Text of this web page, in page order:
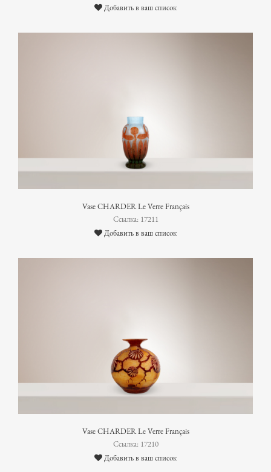
Добавить в ваш список
Vase CHARDER Le Verre Français
Ссылка: 17211
Добавить в ваш список
Vase CHARDER Le Verre Français
Ссылка: 17210
Добавить в ваш список